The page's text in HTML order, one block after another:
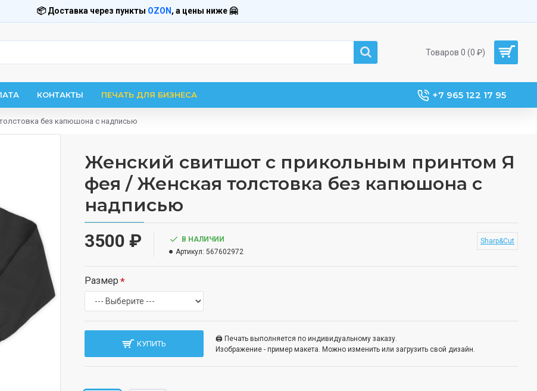
📦 Доставка через пункты OZON , а цены ниже 🤗
Товаров 0 (0 ₽)
КОНТАКТЫ ПЕЧАТЬ ДЛЯ БИЗНЕСА +7 965 122 17 95
без капюшона с надписью
Женский свитшот с прикольным принтом Я
фея / Женская толстовка без капюшона с
надписью
3500 ₽
В НАЛИЧИИ
Артикул: 567602972
Sharp&Cut
Размер
КУПИТЬ
🖨️ Печать выполняется по индивидуальному заказу.
Изображение - пример макета. Можно изменить или загрузить свой дизайн.